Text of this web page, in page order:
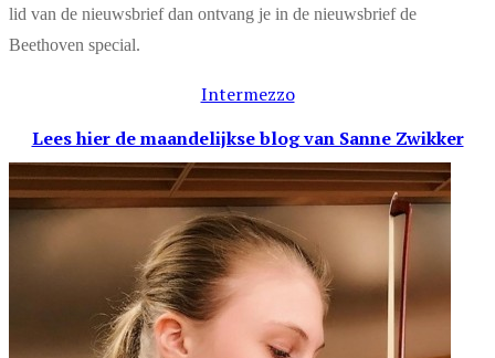
lid van de nieuwsbrief dan ontvang je in de nieuwsbrief de
Beethoven special.
Intermezzo
Lees hier de maandelijkse blogvan Sanne Zwikker